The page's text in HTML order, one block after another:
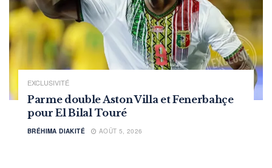
EXCLUSIVITÉ
Parme double Aston Villa et Fenerbahçe
pour El Bilal Touré
BRÉHIMA DIAKITÉ AOÛT 5, 2026